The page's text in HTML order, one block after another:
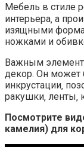
Мебель в стиле
интерьера‚ а
изящными
ножками и
Важным
декор. Он может
инкрустации‚
ракушки‚ ленты‚
Посмотрите
камелия) для